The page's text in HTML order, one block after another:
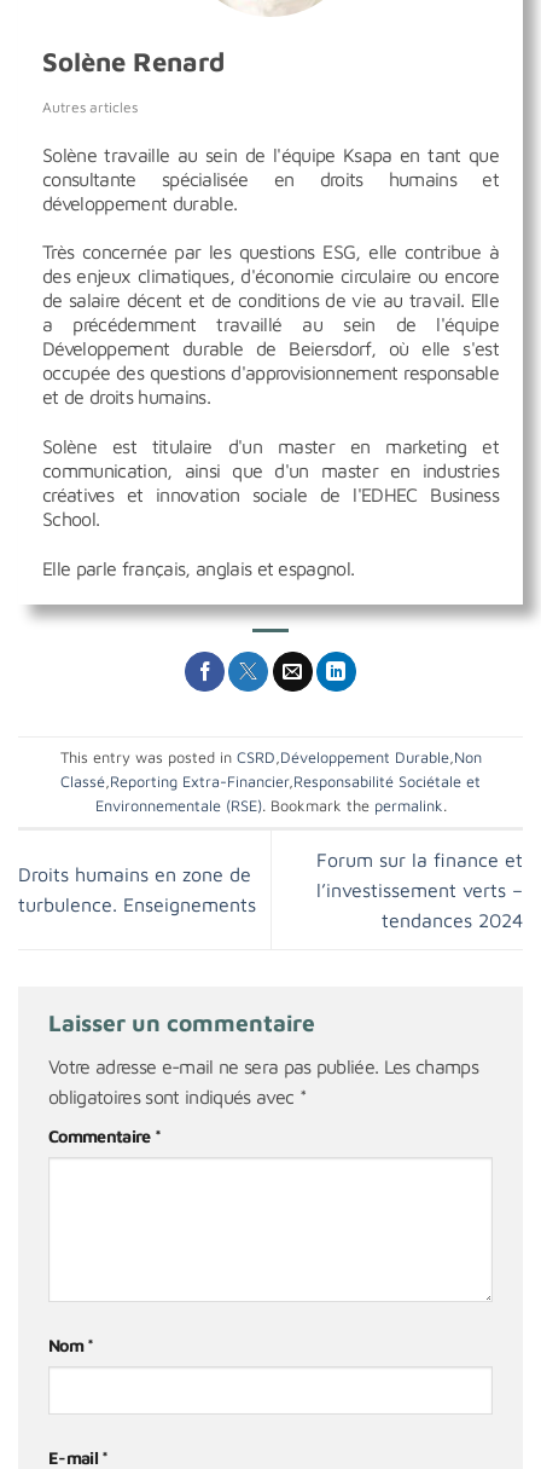
Solène Renard
Autres articles
Solène travaille au sein de l'équipe Ksapa en tant que
consultante spécialisée en droits humains et
développement durable.
Très concernée par les questions ESG, elle contribue à
des enjeux climatiques, d'économie circulaire ou encore
de salaire décent et de conditions de vie au travail. Elle
a précédemment travaillé au sein de l'équipe
Développement durable de Beiersdorf, où elle s'est
occupée des questions d'approvisionnement responsable
et de droits humains.
Solène est titulaire d'un master en marketing et
communication, ainsi que d'un master en industries
créatives et innovation sociale de l'EDHEC Business
School.
Elle parle français, anglais et espagnol.
This entry was posted in CSRD Développement Durable, Non
Classé Reporting Extra-Financier, Responsabilité Sociétale et
Environnementale (RSE). Bookmark the permalink.
Droits humains en zone de
turbulence. Enseignements
Forum sur la finance et
l’investissement verts –
tendances 2024
Laisser un commentaire
Votre adresse e-mail ne sera pas publiée. Les champs
obligatoires sont indiqués avec *
Commentaire *
Nom*
E-mail *